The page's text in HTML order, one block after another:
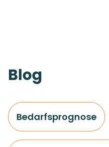
Blog
Bedarfsprognose